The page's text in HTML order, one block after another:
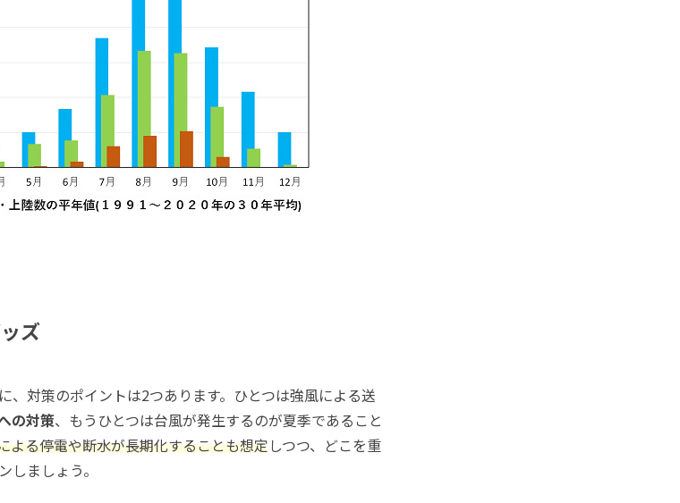
ズ
、対策のポイントは2つあります。ひとつは強風による送
の対策、もうひとつは台風が発生するのが夏季であること
よる停電や断水が長期化することも想定 しつつ、どこを重
しましょう。